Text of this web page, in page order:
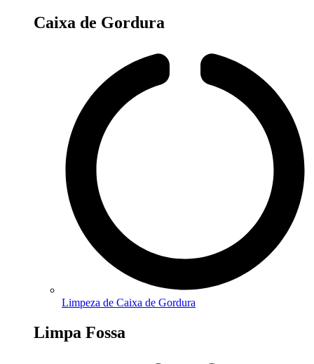
Caixa de Gordura
Limpeza de Caixa de Gordura
Limpa Fossa